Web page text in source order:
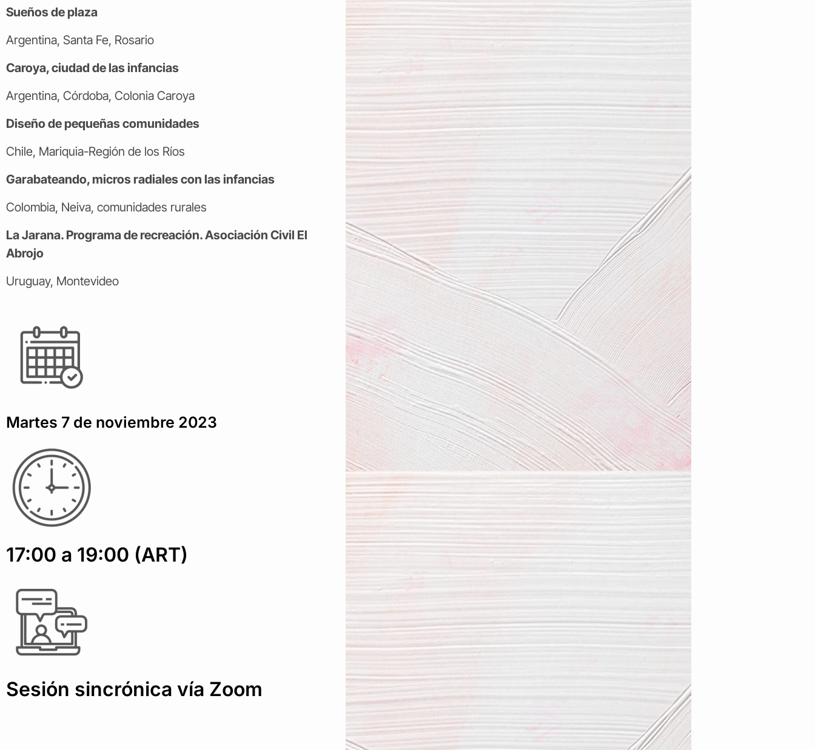
Sueños de plaza
Argentina, Santa Fe, Rosario
Caroya, ciudad de las infancias
Argentina, Córdoba, Colonia Caroya
Diseño de pequeñas comunidades
Chile, Mariquia-Región de los Ríos
Garabateando, micros radiales con las infancias
Colombia, Neiva, comunidades rurales
La Jarana. Programa de recreación. Asociación Civil El
Abrojo
Uruguay, Montevideo
Martes 7 de noviembre 2023
17:00 a 19:00 (ART)
Sesión sincrónica vía Zoom